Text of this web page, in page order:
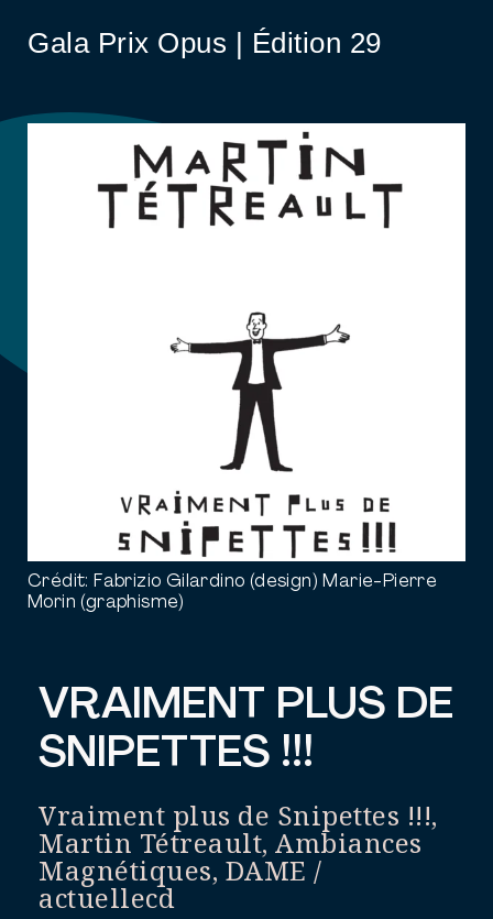
Gala Prix Opus | Édition 29
Crédit: Fabrizio Gilardino (design) Marie-Pierre
Morin (graphisme)
VRAIMENT PLUS DE
SNIPETTES !!!
Vraiment plus de Snipettes !!!,
Martin Tétreault, Ambiances
Magnétiques, DAME /
actuellecd